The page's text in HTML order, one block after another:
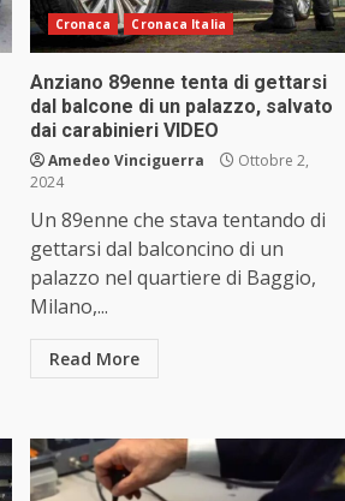
Cronaca Cronaca Italia
Anziano 89enne tenta di gettarsi
dal balcone di un palazzo, salvato
dai carabinieri VIDEO
Amedeo Vinciguerra
Ottobre 2,
2024
Un 89enne che stava tentando di
gettarsi dal balconcino di un
palazzo nel quartiere di Baggio,
Milano,...
Read More